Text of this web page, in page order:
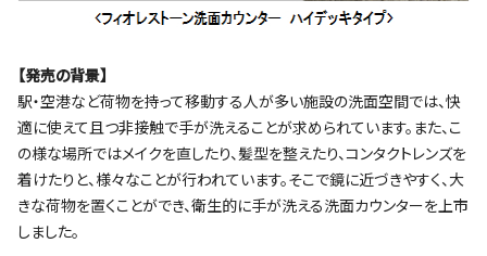
【発売の背景】
駅・空港など荷物を持って移動する人が多い施設の洗面空間では、快
適に使えて且つ非接触で手が洗えることが求められています。また、こ
の様な場所ではメイクを直したり、髪型を整えたり、コンタクトレンズを
着けたりと、様々なことが行われています。そこで鏡に近づきやすく、大
きな荷物を置くことができ、衛生的に手が洗える洗面カウンターを上市
しました。